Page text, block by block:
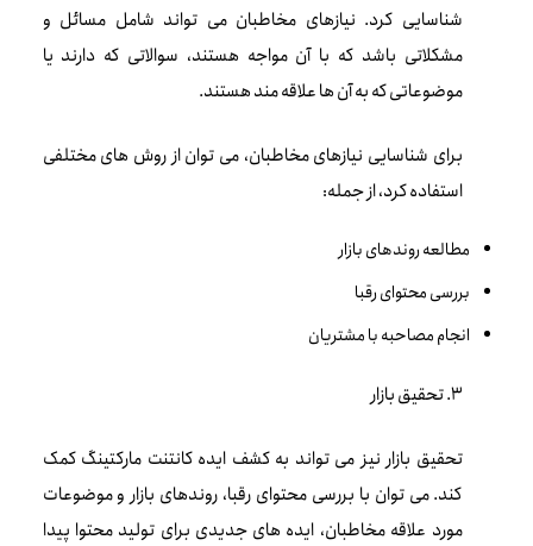
شناسایی کرد. نیازهای مخاطبان می تواند شامل مسائل و
مشکلاتی باشد که با آن مواجه هستند، سوالاتی که دارند یا
موضوعاتی که به آن ها علاقه مند هستند.
برای شناسایی نیازهای مخاطبان، می توان از روش های مختلفی
استفاده کرد، از جمله:
مطالعه روندهای بازار
بررسی محتوای رقبا
انجام مصاحبه با مشتریان
3. تحقیق بازار
تحقیق بازار نیز می تواند به کشف ایده کانتنت مارکتینگ کمک
کند. می توان با بررسی محتوای رقبا، روندهای بازار و موضوعات
مورد علاقه مخاطبان، ایده های جدیدی برای تولید محتوا پیدا